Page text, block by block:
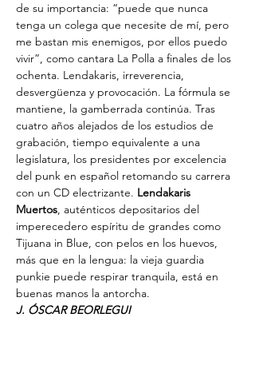
de su importancia: “puede que nunca
tenga un colega que necesite de mí, pero
me bastan mis enemigos, por ellos puedo
vivir”, como cantara La Polla a finales de los
ochenta. Lendakaris, irreverencia,
desvergüenza y provocación. La fórmula se
mantiene, la gamberrada continúa. Tras
cuatro años alejados de los estudios de
grabación, tiempo equivalente a una
legislatura, los presidentes por excelencia
del punk en español retomando su carrera
con un CD electrizante. Lendakaris
Muertos, auténticos depositarios del
imperecedero espíritu de grandes como
Tijuana in Blue, con pelos en los huevos,
más que en la lengua: la vieja guardia
punkie puede respirar tranquila, está en
buenas manos la antorcha.
J. ÓSCAR BEORLEGUI